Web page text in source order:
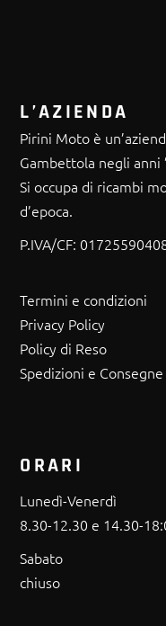
L’AZIENDA
Pirini Moto è
Gambettola negli anni
Si occupa di ricambi
d’epoca.
P.IVA/CF:
Termini e condizioni
Privacy Policy
Policy di Reso
Spedizioni e Consegne
ORARI
Lunedì-Venerdì
8.30-12.30 e 14.30-
Sabato
chiuso